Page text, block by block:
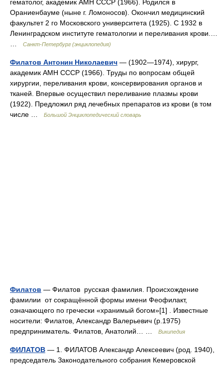
гематолог, академик АМН СССР (1966). Родился в
Ораниенбауме (ныне г. Ломоносов). Окончил медицинский
факультет 2 го Московского университета (1925). С 1932 в
Ленинградском институте гематологии и переливания крови.…
Санкт-Петербург (энциклопедия)
Филатов Антонин Николаевич — (1902—1974), хирург,
академик АМН СССР (1966). Труды по вопросам общей
хирургии, переливания крови, консервирования органов и
тканей. Впервые осуществил переливание плазмы крови
(1922). Предложил ряд лечебных препаратов из крови (в том
числе …
Большой Энциклопедический словарь
Филатов — Филатов русская фамилия. Происхождение
фамилии от сокращённой формы имени Феофилакт,
означающего по гречески «хранимый богом»[1] . Известные
носители: Филатов, Александр Валерьевич (р.1975)
предприниматель. Филатов, Анатолий… …
Википедия
ФИЛАТОВ — 1. ФИЛАТОВ Александр Алексеевич (род. 1940),
председатель Законодательного собрания Кемеровской